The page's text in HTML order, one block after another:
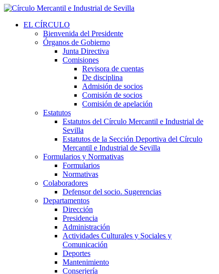
EL CÍRCULO
Bienvenida del Presidente
Órganos de Gobierno
Junta Directiva
Comisiones
Revisora de cuentas
De disciplina
Admisión de socios
Comisión de socios
Comisión de apelación
Estatutos
Estatutos del Círculo Mercantil e Industrial de
Sevilla
Estatutos de la Sección Deportiva del Círculo
Mercantil e Industrial de Sevilla
Formularios y Normativas
Formularios
Normativas
Colaboradores
Defensor del socio. Sugerencias
Departamentos
Dirección
Presidencia
Administración
Actividades Culturales y Sociales y
Comunicación
Deportes
Mantenimiento
Conserjería